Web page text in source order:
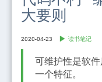
大要则
2020-04-23 读书笔记
可维护性是软
一个特征。